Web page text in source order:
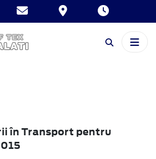
în Transport pentru